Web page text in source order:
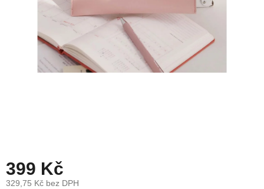
Přihlášení
399 Kč
329,75 Kč bez DPH